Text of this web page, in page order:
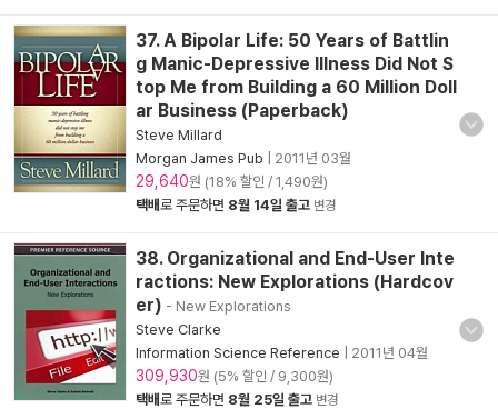
37. A Bipolar Life: 50 Years of Battlin
g Manic-Depressive Illness Did Not S
top Me from Building a 60 Million Doll
ar Business (Paperback)
Steve Millard
Morgan James Pub
2011년 03월
29,640원 (18% 할인 / 1,490원)
택배로 주문하면 8월 14일 출고 변경
38. Organizational and End-User Inte
ractions: New Explorations (Hardcov
er) - New Explorations
Steve Clarke
Information Science Reference
2011년 04월
309,930원 (5% 할인 / 9,300원)
택배로 주문하면 8월 25일 출고 변경